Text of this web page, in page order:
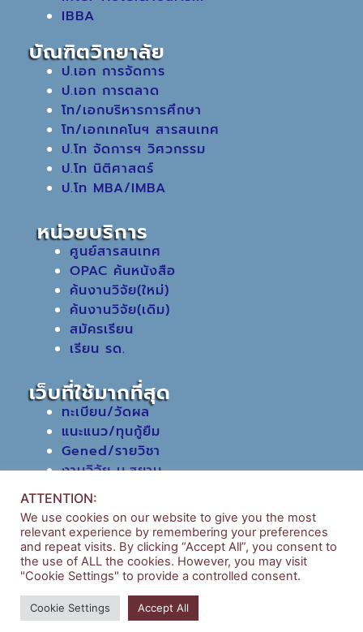
IBBA
บัณฑิตวิทยาลัย
ป.เอก การจัดการ
ป.เอก การตลาด
โท/เอกบริหารการศึกษา
โท/เอกเทคโนฯ สารสนเทศ
ป.โท จัดการฯ วิศวกรรม
ป.โท นิติศาสตร์
ป.โท MBA/IMBA
หน่วยบริการ
ศูนย์สารสนเทศ
OPAC ค้นหนังสือ
ค้นงานวิจัย(ใหม่)
ค้นงานวิจัย(เดิม)
สมัครเรียน
เรียน รด.
เว็บที่ใช้มากที่สุด
ทะเบียน/วัดผล
แนะแนว/ทุนกู้ยืม
Gened/รายวิชา
งานวิจัย ม.สยาม
หอสมุดกลาง
Copyright © 2026 | บริหารธุรกิจ มหาวิทยาลัยสยาม
Powered bySiam University
ATTENTION:
We use cookies on our website to give you the most
relevant experience by remembering your preferences
and repeat visits. By clicking “Accept All”, you consent to
the use of ALL the cookies. However, you may visit
"Cookie Settings" to provide a controlled consent.
Cookie Settings Accept All